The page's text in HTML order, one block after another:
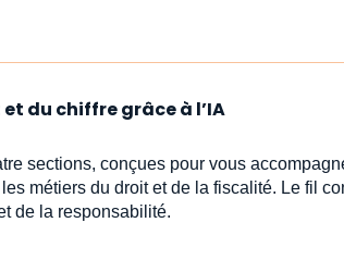
du chiffre grâce à l’IA
sections, conçues pour vous
métiers du droit et de la fiscalité. Le fil
de la responsabilité.